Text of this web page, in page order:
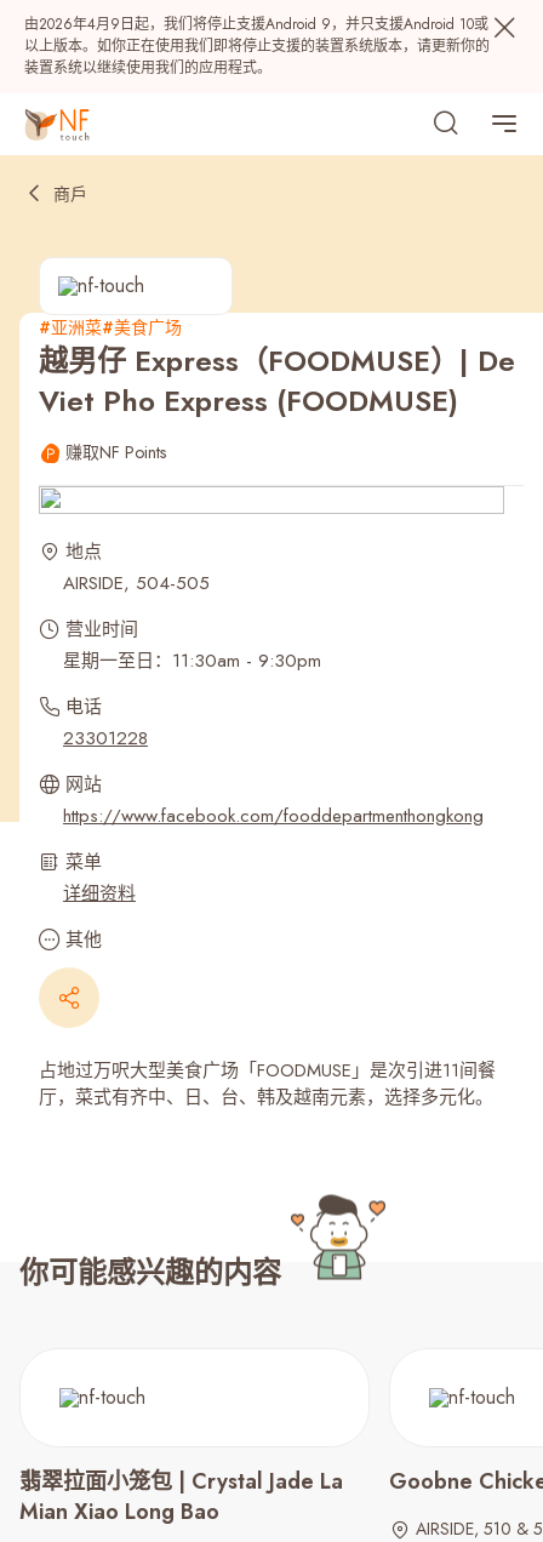
由2026年4月9日起，我们将停止支援Android 9，并只支援Android 10或
以上版本。如你正在使用我们即将停止支援的装置系统版本，请更新你的
装置系统以继续使用我们的应用程式。
热门
最近搜寻纪录
商戶
#亚洲菜#美食广场
越男仔 Express（FOODMUSE）| De
Viet Pho Express (FOODMUSE)
赚取NF Points
地点
AIRSIDE, 504-505
营业时间
星期一至日：11:30am - 9:30pm
电话
23301228
网站
https://www.facebook.com/fooddepartmenthongkong
菜单
详细资料
其他
占地过万呎大型美食广场「FOODMUSE」是次引进11间餐
厅，菜式有齐中、日、台、韩及越南元素，选择多元化。
你可能感兴趣的内容
翡翠拉面小笼包 | Crystal Jade La
Mian Xiao Long Bao
Goobne
AIRSIDE, 510 &